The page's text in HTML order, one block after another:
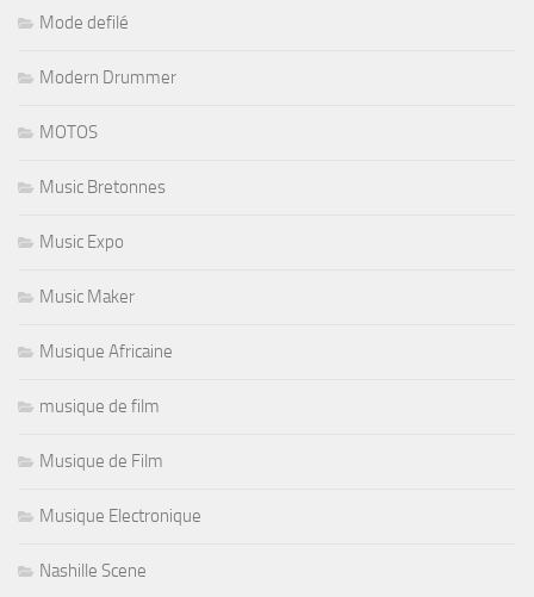
Mode defilé
Modern Drummer
MOTOS
Music Bretonnes
Music Expo
Music Maker
Musique Africaine
musique de film
Musique de Film
Musique Electronique
Nashille Scene